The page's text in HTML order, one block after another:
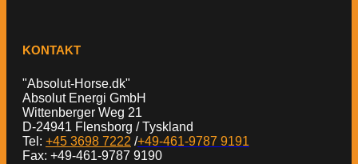
KONTAKT
"Absolut-Horse.dk"
Absolut Energi GmbH
Wittenberger Weg 21
D-24941 Flensborg / Tyskland
Tel: +45 3698 7222 /+49-461-9787 9191
Fax: +49-461-9787 9190